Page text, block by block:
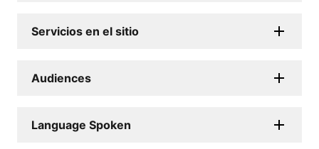
Servicios en el sitio
Audiences
Language Spoken